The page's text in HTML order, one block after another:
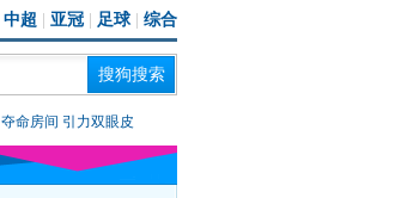
中超 亚冠 足球| 综合
夺命房间 引力双眼皮